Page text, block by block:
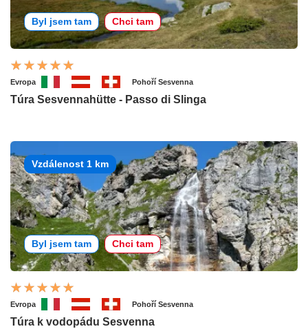
Byl jsem tam Chci tam
Evropa Pohoří Sesvenna
Túra Sesvennahütte - Passo di Slinga
Vzdálenost 1 km
Byl jsem tam Chci tam
Evropa Pohoří Sesvenna
Túra k vodopádu Sesvenna